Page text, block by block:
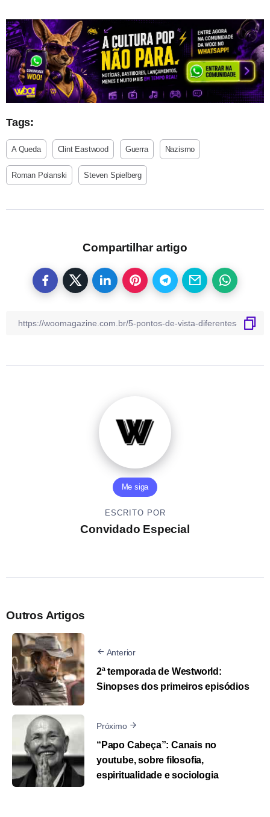
Tags:
A Queda Clint Eastwood Guerra Nazismo
Roman Polanski Steven Spielberg
Compartilhar artigo
Me siga
ESCRITO POR
Convidado Especial
Outros Artigos
Anterior
2ª temporada de Westworld:
Sinopses dos primeiros episódios
Próximo
“Papo Cabeça”: Canais no
youtube, sobre filosofia,
espiritualidade e sociologia